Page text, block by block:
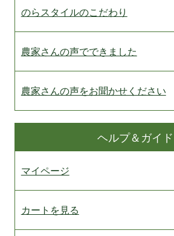
のらスタイルのこだわり
農家さんの声でできました
農家さんの声をお聞かせください
ヘルプ＆ガイド
マイページ
カートを見る